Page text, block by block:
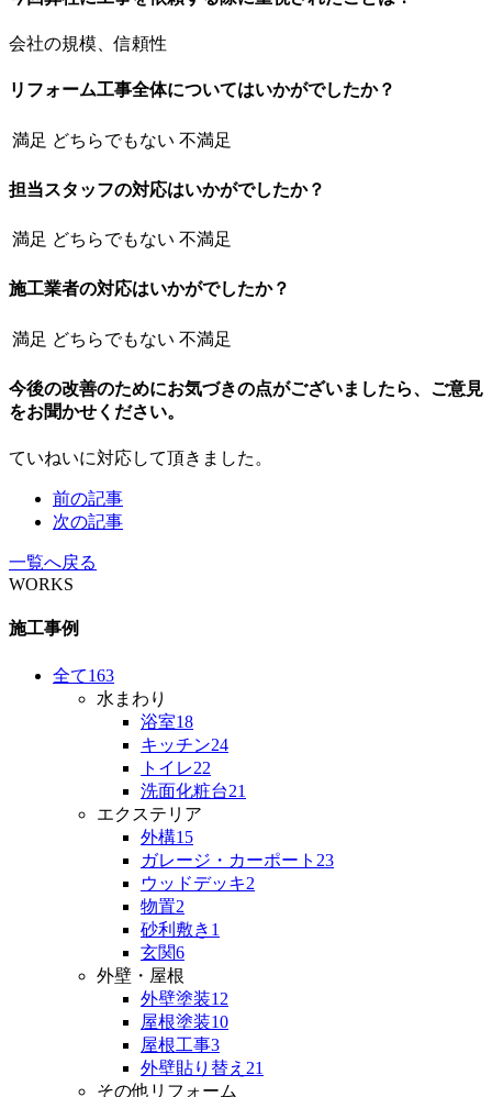
会社の規模、信頼性
リフォーム工事全体についてはいかがでしたか？
満足 どちらでもない 不満足
担当スタッフの対応はいかがでしたか？
満足 どちらでもない 不満足
施工業者の対応はいかがでしたか？
満足 どちらでもない 不満足
今後の改善のためにお気づきの点がございましたら、ご意見
をお聞かせください。
ていねいに対応して頂きました。
前の記事
次の記事
一覧へ戻る
WORKS
施工事例
全て163
水まわり
浴室18
キッチン24
トイレ22
洗面化粧台21
エクステリア
外構15
ガレージ・カーポート 23
ウッドデッキ2
物置2
砂利敷き 1
玄関6
外壁・屋根
外壁塗装12
屋根塗装10
屋根工事3
外壁貼り替え 21
その他リフォーム